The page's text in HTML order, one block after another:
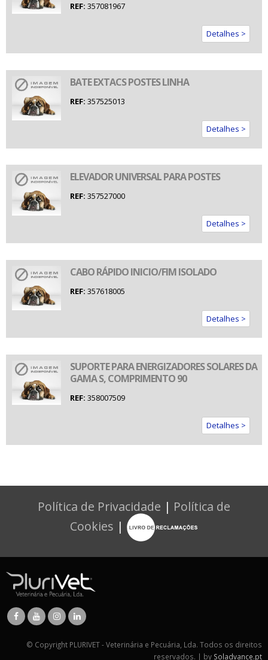
REF: 357081967
Detalhes >
BATE EXTACS POSTES LINHA
REF: 357525013
Detalhes >
ELEVADOR UNIVERSAL PARA POSTES
REF: 357527000
Detalhes >
CABO RÁPIDO INICIO/FIM ISOLADO
REF: 357618005
Detalhes >
SUPORTE PARA ENERGIZADORES SOLARES DA
GAMA S, COMPRIMENTO 90
REF: 358007509
Detalhes >
Política de Privacidade | Política de
Cookies |
© Copyright PLURIVET - Veterinária e Pecuária, Lda. Todos os direitos
reservados. | by Soladvance.pt